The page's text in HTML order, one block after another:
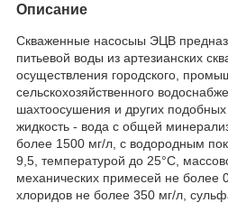
Описание
Скваженные насосыы ЭЦВ
питьевой воды из артезианских
осуществления городского,
сельскохозяйственного
шахтоосушения и других
жидкость - вода с общей
более 1500 мг/л, с водородным
9,5, температурой до 25°С,
механических примесей не более
хлоридов не более 350 мг/л,